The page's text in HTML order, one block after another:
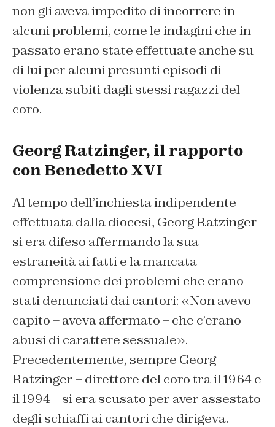
non gli aveva impedito di incorrere in
alcuni problemi, come le indagini che in
passato erano state effettuate anche su
di lui per alcuni presunti episodi di
violenza subiti dagli stessi ragazzi del
coro.
Georg Ratzinger, il rapporto
con Benedetto XVI
Al tempo dell’inchiesta indipendente
effettuata dalla diocesi, Georg Ratzinger
si era difeso affermando la sua
estraneità ai fatti e la mancata
comprensione dei problemi che erano
stati denunciati dai cantori: «Non avevo
capito – aveva affermato – che c’erano
abusi di carattere sessuale».
Precedentemente, sempre Georg
Ratzinger – direttore del coro tra il 1964 e
il 1994 – si era scusato per aver assestato
degli schiaffi ai cantori che dirigeva.